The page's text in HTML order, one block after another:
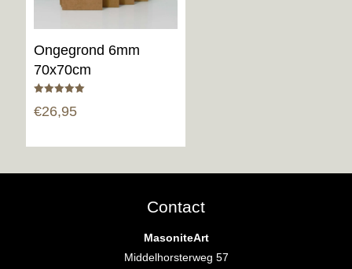
Ongegrond 6mm
70x70cm
5.00
€26,95
Contact
MasoniteArt
Middelhorsterweg 57